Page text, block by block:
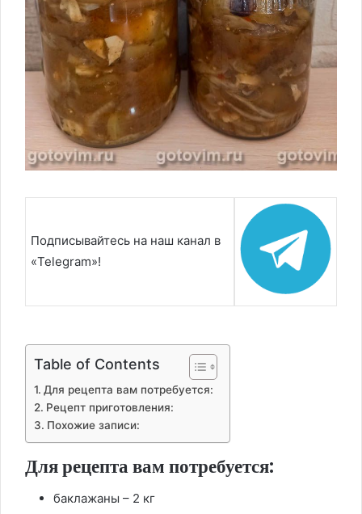
Подписывайтесь на наш канал в
«Telegram»!
Table of Contents
Для рецепта вам потребуется:
Рецепт приготовления:
Похожие записи:
Для рецепта вам потребуется:
баклажаны – 2 кг